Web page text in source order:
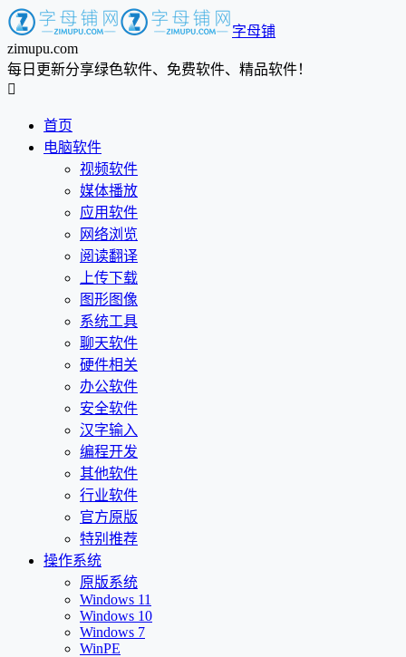
字母铺
zimupu.com
每日更新分享绿色软件、免费软件、精品软件！

首页
电脑软件
视频软件
媒体播放
应用软件
网络浏览
阅读翻译
上传下载
图形图像
系统工具
聊天软件
硬件相关
办公软件
安全软件
汉字输入
编程开发
其他软件
行业软件
官方原版
特别推荐
操作系统
原版系统
Windows 11
Windows 10
Windows 7
WinPE